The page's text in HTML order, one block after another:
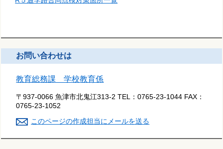
お問い合わせは
教育総務課 学校教育係
〒937-0066 魚津市北鬼江313-2 TEL：0765-23-1044 FAX：
0765-23-1052
このページの作成担当にメールを送る